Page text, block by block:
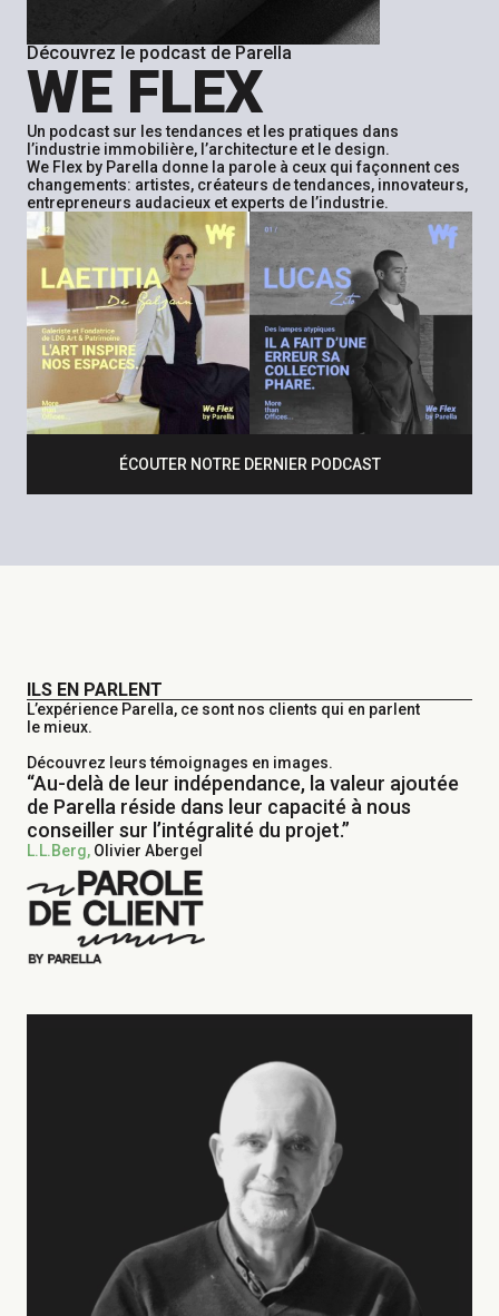
Découvrez le podcast de Parella
WE FLEX
Un podcast sur les tendances et les pratiques dans
l’industrie immobilière, l’architecture et le design.
We Flex by Parella donne la parole à ceux qui façonnent ces
changements: artistes, créateurs de tendances, innovateurs,
entrepreneurs audacieux et experts de l’industrie.
ÉCOUTER NOTRE DERNIER PODCAST
ILS EN PARLENT
L’expérience Parella, ce sont nos clients qui en parlent
le mieux.
Découvrez leurs témoignages en images.
“Au-delà de leur indépendance, la valeur ajoutée
de Parella réside dans leur capacité à nous
conseiller sur l’intégralité du projet.”
L.L.Berg, Olivier Abergel